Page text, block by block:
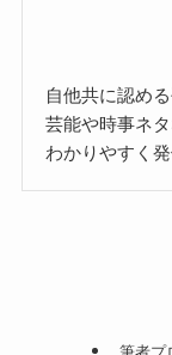
自他共に認める
芸能や時事ネ
わかりやすく